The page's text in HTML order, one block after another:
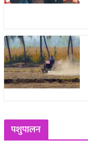
पशुपालन